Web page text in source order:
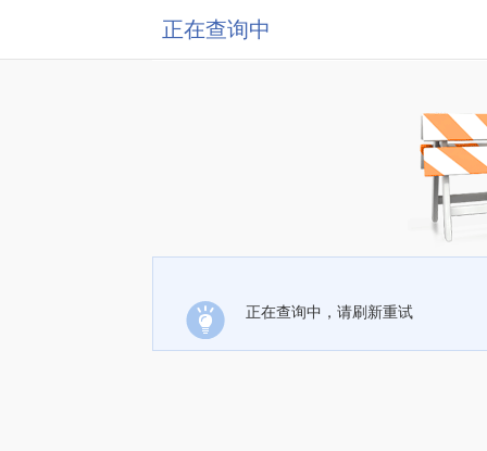
正在查询中
正在查询中，请刷新重试